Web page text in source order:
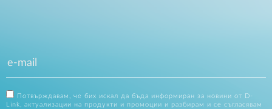
Потвърждавам, че бих искал да бъда информиран за новини от D-
Link, актуализации на продукти и промоции и разбирам и се съгласявам